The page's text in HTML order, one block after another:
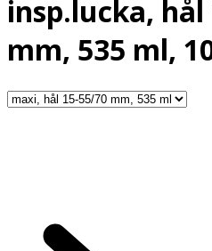
insp.lucka, hål
mm, 535 ml,